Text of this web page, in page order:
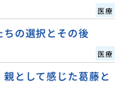
医療
の選択とその後
医療
として感じた葛藤と